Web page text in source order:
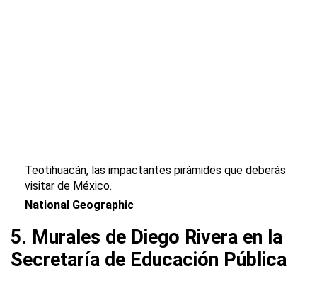
Teotihuacán, las impactantes pirámides que deberás
visitar de México.
National Geographic
5. Murales de Diego Rivera en la
Secretaría de Educación Pública